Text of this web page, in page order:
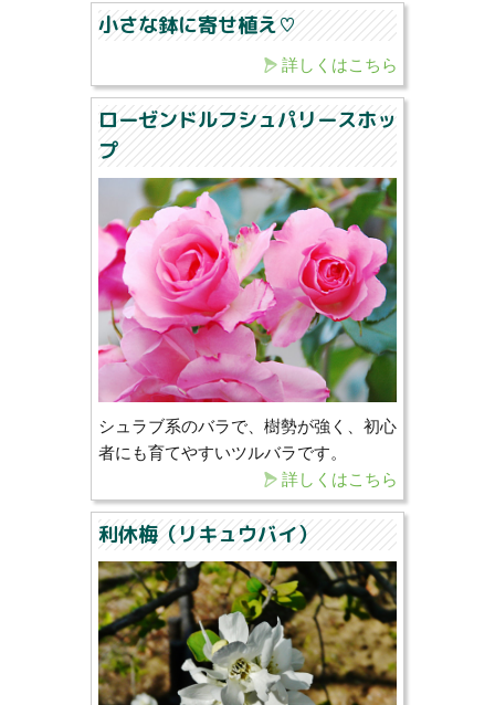
小さな鉢に寄せ植え♡
詳しくはこちら
ローゼンドルフシュパリースホッ
プ
シュラブ系のバラで、樹勢が強く、初心
者にも育てやすいツルバラです。
詳しくはこちら
利休梅（リキュウバイ）